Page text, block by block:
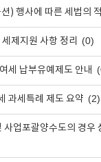
) 행사에 따른 세법의
제지원 사항 정리 (0)
세 납부유예제도 안내
과세특례 제도 요약 (2)
사업포괄양수도의 경우